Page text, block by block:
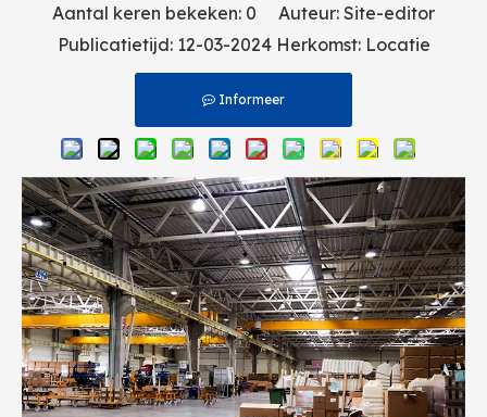
Aantal keren bekeken: 0 Auteur: Site-editor
Publicatietijd: 12-03-2024 Herkomst: Locatie
Informeer